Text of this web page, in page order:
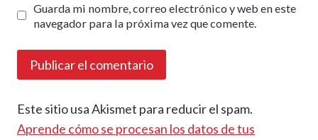
Guarda mi nombre, correo electrónico y web en este
navegador para la próxima vez que comente.
Este sitio usa Akismet para reducir el spam.
Aprende cómo se procesan los datos de tus